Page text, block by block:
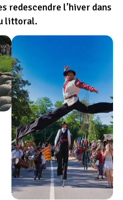
redescendre l’hiver dans
littoral.